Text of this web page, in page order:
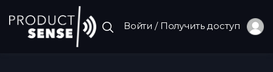
Войти / Получить доступ